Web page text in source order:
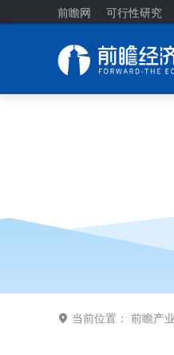
前瞻网 可行性研究
当前位置： 前瞻产